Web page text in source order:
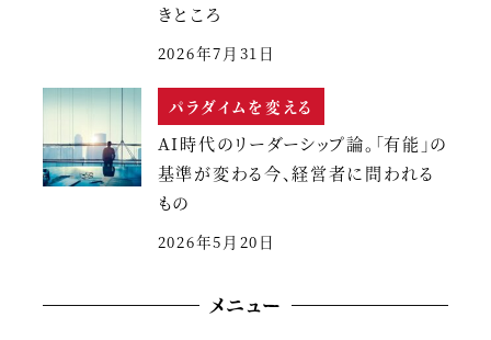
きところ
2026年7月31日
パラダイムを変える
AI時代のリーダーシップ論。「有能」の
基準が変わる今、経営者に問われる
もの
2026年5月20日
メニュー